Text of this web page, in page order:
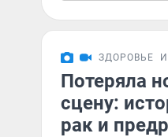
ЗДОРОВЬЕ
Потеряла
сцену:
рак и